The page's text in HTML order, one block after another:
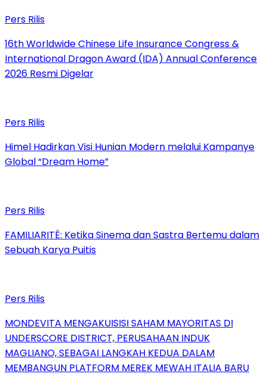
Pers Rilis
16th Worldwide Chinese Life Insurance Congress &
International Dragon Award (IDA) Annual Conference
2026 Resmi Digelar
Pers Rilis
Himel Hadirkan Visi Hunian Modern melalui Kampanye
Global “Dream Home”
Pers Rilis
FAMILIARITÉ: Ketika Sinema dan Sastra Bertemu dalam
Sebuah Karya Puitis
Pers Rilis
MONDEVITA MENGAKUISISI SAHAM MAYORITAS DI
UNDERSCORE DISTRICT, PERUSAHAAN INDUK
MAGLIANO, SEBAGAI LANGKAH KEDUA DALAM
MEMBANGUN PLATFORM MEREK MEWAH ITALIA BARU